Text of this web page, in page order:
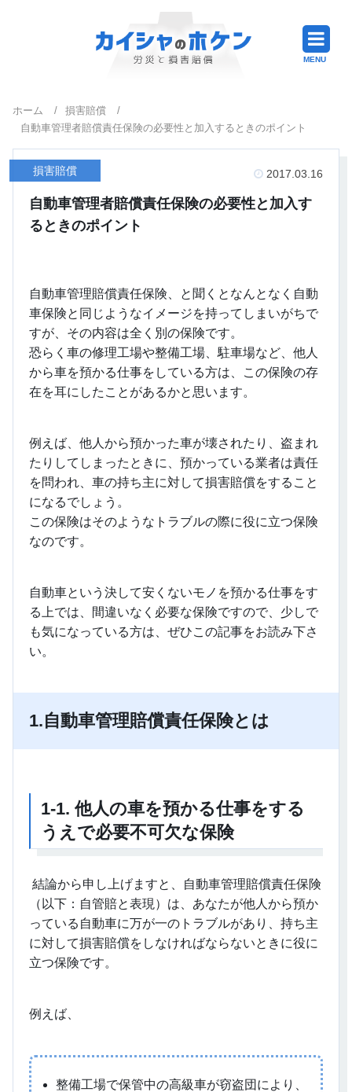
ホーム / 損害賠償
/
自動車管理者賠償責任保険の必要性と加入するときのポイント
損害賠償 2017.03.16
自動車管理者賠償責任保険の必要性と加入す
るときのポイント
自動車管理賠償責任保険、と聞くとなんとなく自動
車保険と同じようなイメージを持ってしまいがちで
すが、その内容は全く別の保険です。
恐らく車の修理工場や整備工場、駐車場など、他人
から車を預かる仕事をしている方は、この保険の存
在を耳にしたことがあるかと思います。
例えば、他人から預かった車が壊されたり、盗まれ
たりしてしまったときに、預かっている業者は責任
を問われ、車の持ち主に対して損害賠償をすること
になるでしょう。
この保険はそのようなトラブルの際に役に立つ保険
なのです。
自動車という決して安くないモノを預かる仕事をす
る上では、間違いなく必要な保険ですので、少しで
も気になっている方は、ぜひこの記事をお読み下さ
い。
1.自動車管理賠償責任保険とは
1-1. 他人の車を預かる仕事をする
うえで必要不可欠な保険
結論から申し上げますと、自動車管理賠償責任保険
（以下：自管賠と表現）は、あなたが他人から預か
っている自動車に万が一のトラブルがあり、持ち主
に対して損害賠償をしなければならないときに役に
立つ保険です。
例えば、
整備工場で保管中の高級車が窃盗団により、